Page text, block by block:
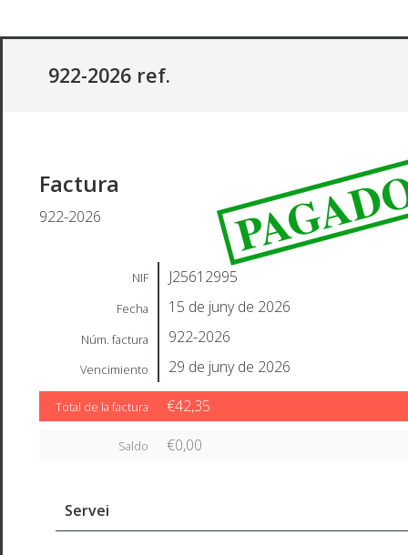
922-2026 ref.
Factura
922-2026
NIF J25612995
Fecha 15 de juny de 2026
Núm. factura 922-2026
Vencimiento 29 de juny de 2026
Total de la factura €42,35
Saldo €0,00
Servei